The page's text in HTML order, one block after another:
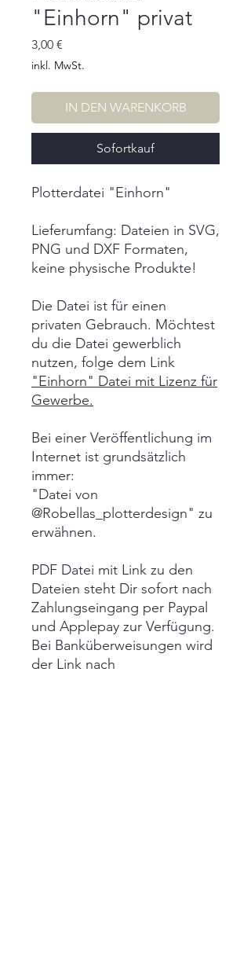
"Einhorn" privat
3,00 €
inkl. MwSt.
IN DEN WARENKORB
Sofortkauf
Plotterdatei "Einhorn"
Lieferumfang: Dateien in SVG,
PNG und DXF Formaten,
keine physische Produkte!
Die Datei ist für einen
privaten Gebrauch. Möchtest
du die Datei gewerblich
nutzen, folge dem Link
"Einhorn" Datei mit Lizenz für
Gewerbe.
Bei einer Veröffentlichung im
Internet ist grundsätzlich
immer:
"Datei von
@Robellas_plotterdesign" zu
erwähnen.
PDF Datei mit Link zu den
Dateien steht Dir sofort nach
Zahlungseingang per Paypal
und Applepay zur Verfügung.
Bei Banküberweisungen wird
der Link nach